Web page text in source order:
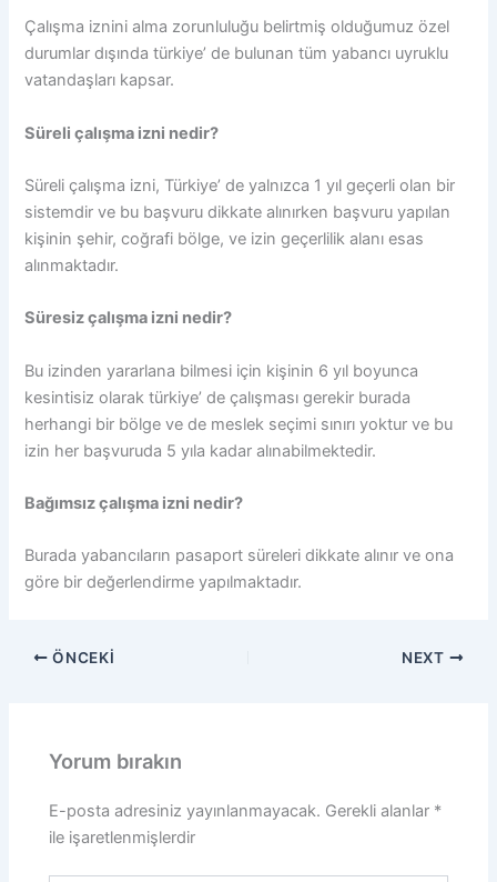
Çalışma iznini alma zorunluluğu belirtmiş olduğumuz özel
durumlar dışında türkiye’ de bulunan tüm yabancı uyruklu
vatandaşları kapsar.
Süreli çalışma izni nedir?
Süreli çalışma izni, Türkiye’ de yalnızca 1 yıl geçerli olan bir
sistemdir ve bu başvuru dikkate alınırken başvuru yapılan
kişinin şehir, coğrafi bölge, ve izin geçerlilik alanı esas
alınmaktadır.
Süresiz çalışma izni nedir?
Bu izinden yararlana bilmesi için kişinin 6 yıl boyunca
kesintisiz olarak türkiye’ de çalışması gerekir burada
herhangi bir bölge ve de meslek seçimi sınırı yoktur ve bu
izin her başvuruda 5 yıla kadar alınabilmektedir.
Bağımsız çalışma izni nedir?
Burada yabancıların pasaport süreleri dikkate alınır ve ona
göre bir değerlendirme yapılmaktadır.
ÖNCEKI NEXT
Yorum bırakın
E-posta adresiniz yayınlanmayacak. Gerekli alanlar *
ile işaretlenmişlerdir